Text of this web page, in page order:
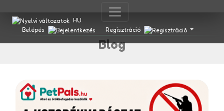
HU
Belépés
Regisztráció
Blog